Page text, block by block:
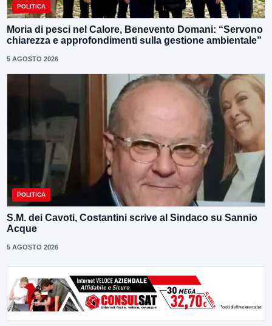
POLITICA
Moria di pesci nel Calore, Benevento Domani: “Servono
chiarezza e approfondimenti sulla gestione ambientale”
5 AGOSTO 2026
POLITICA
S.M. dei Cavoti, Costantini scrive al Sindaco su Sannio
Acque
5 AGOSTO 2026